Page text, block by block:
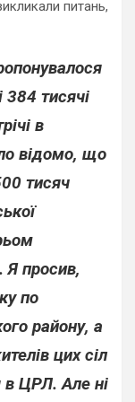
питань,
384 тисячі
в
відомо, що
тисяч
просив,
по
району, а
цих сіл
в ЦРЛ. Але ні